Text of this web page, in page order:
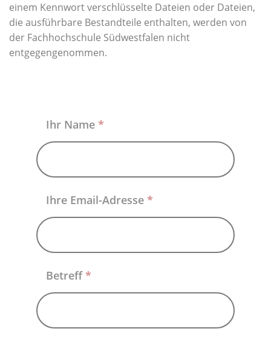
einem Kennwort verschlüsselte Dateien oder Dateien,
die ausführbare Bestandteile enthalten, werden von
der Fachhochschule Südwestfalen nicht
entgegengenommen.